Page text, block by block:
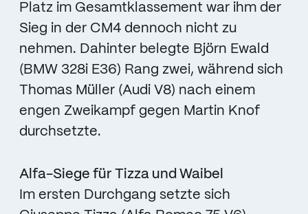
Platz im Gesamtklassement war ihm der
Sieg in der CM4 dennoch nicht zu
nehmen. Dahinter belegte Björn Ewald
(BMW 328i E36) Rang zwei, während sich
Thomas Müller (Audi V8) nach einem
engen Zweikampf gegen Martin Knof
durchsetzte.
Alfa-Siege für Tizza und Waibel
Im ersten Durchgang setzte sich